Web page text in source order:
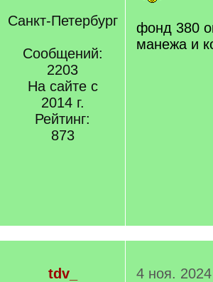
Санкт-Петербург
Сообщений:
2203
На сайте с
2014 г.
Рейтинг:
873
фонд 380
манежа и
tdv_ 4 ноя.